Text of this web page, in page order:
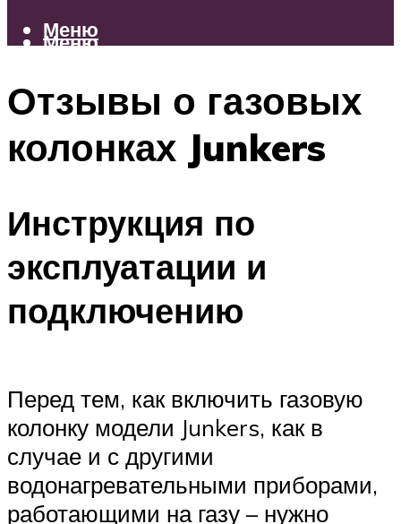
Меню
Меню
Отзывы о газовых
колонках Junkers
Инструкция по
эксплуатации и
подключению
Перед тем, как включить газовую
колонку модели Junkers, как в
случае и с другими
водонагревательными приборами,
работающими на газу – нужно